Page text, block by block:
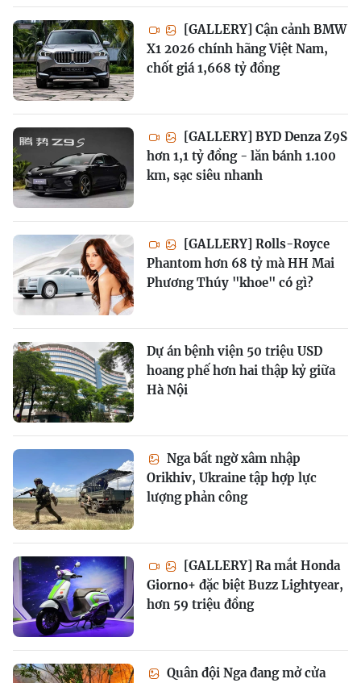
[GALLERY] Cận cảnh BMW
X1 2026 chính hãng Việt Nam,
chốt giá 1,668 tỷ đồng
[GALLERY] BYD Denza Z9S
hơn 1,1 tỷ đồng - lăn bánh 1.100
km, sạc siêu nhanh
[GALLERY] Rolls-Royce
Phantom hơn 68 tỷ mà HH Mai
Phương Thúy "khoe" có gì?
Dự án bệnh viện 50 triệu USD
hoang phế hơn hai thập kỷ giữa
Hà Nội
Nga bất ngờ xâm nhập
Orikhiv, Ukraine tập hợp lực
lượng phản công
[GALLERY] Ra mắt Honda
Giorno+ đặc biệt Buzz Lightyear,
hơn 59 triệu đồng
Quân đội Nga đang mở cửa